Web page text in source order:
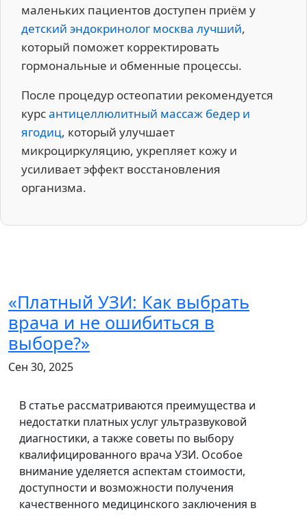
маленьких пациентов доступен приём у
детский эндокринолог москва лучший,
который поможет корректировать
гормональные и обменные процессы.
После процедур остеопатии рекомендуется
курсантицеллюлитный массаж бедер и
ягодиц, который улучшает
микроциркуляцию, укрепляет кожу и
усиливает эффект восстановления
организма.
«Платный УЗИ: Как выбрать
врача и не ошибиться в
выборе?»
Сен 30, 2025
В статье рассматриваются преимущества и
недостатки платных услуг ультразвуковой
диагностики, а также советы по выбору
квалифицированного врача УЗИ. Особое
внимание уделяется аспектам стоимости,
доступности и возможности получения
качественного медицинского заключения в